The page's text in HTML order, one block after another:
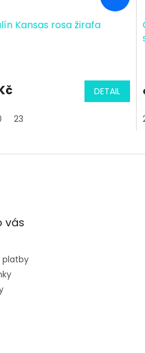
Kansas rosa žirafa
DETAIL
23
vás
platby